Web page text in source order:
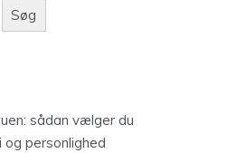
Søg
sådan vælger du
og personlighed